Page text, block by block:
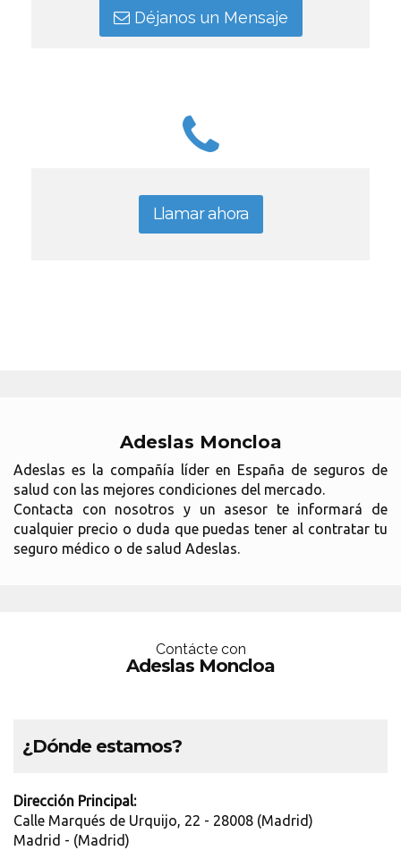
Déjanos un Mensaje
Llamar ahora
Adeslas Moncloa
Adeslas es la compañía líder en España de seguros de
salud con las mejores condiciones del mercado.
Contacta con nosotros y un asesor te informará de
cualquier precio o duda que puedas tener al contratar tu
seguro médico o de salud Adeslas.
Contácte con
Adeslas Moncloa
¿Dónde estamos?
Dirección Principal:
Calle Marqués de Urquijo, 22 - 28008 (Madrid)
Madrid - (Madrid)